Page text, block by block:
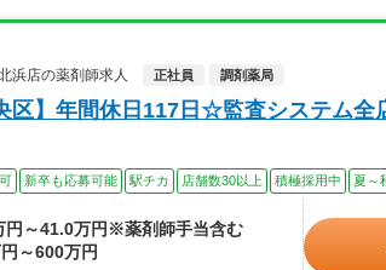
店の薬剤師求人
正社員 調剤薬局
区】年間休日117日☆監査システム
新卒も応募可能 駅チカ 店舗数30以上 積極採用中 夏～
円～41.0万円※薬剤師手当含む
～600万円